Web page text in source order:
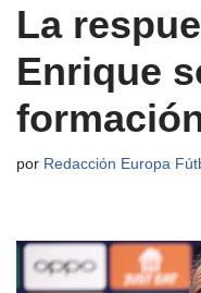
La
Enrique
por Redacción Europa